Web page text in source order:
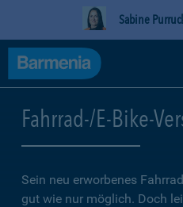
Sabine
Fahrrad-/E-Bike-
Sein neu erworbenes
gut wie nur möglich. Doch